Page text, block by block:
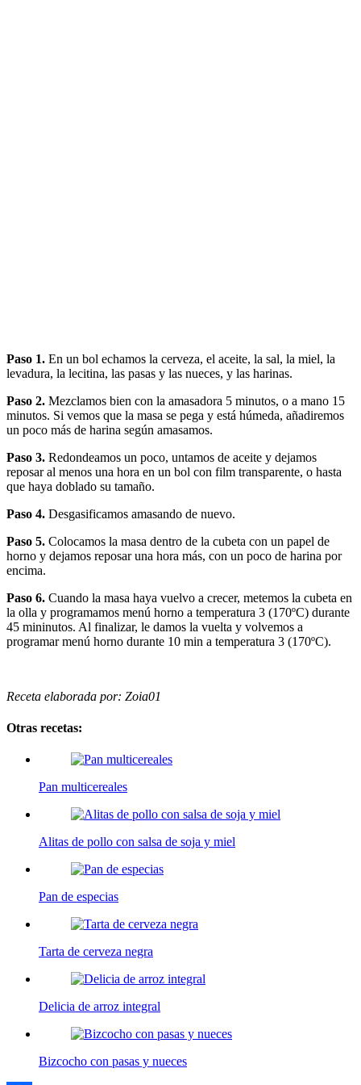
Paso 1. En un bol echamos la cerveza, el aceite, la sal, la miel, la
levadura, la lecitina, las pasas y las nueces, y las harinas.
Paso 2. Mezclamos bien con la amasadora 5 minutos, o a mano 15
minutos. Si vemos que la masa se pega y está húmeda, añadiremos
un poco más de harina según amasamos.
Paso 3. Redondeamos un poco, untamos de aceite y dejamos
reposar al menos una hora en un bol con film transparente, o hasta
que haya doblado su tamaño.
Paso 4. Desgasificamos amasando de nuevo.
Paso 5. Colocamos la masa dentro de la cubeta con un papel de
horno y dejamos reposar una hora más, con un poco de harina por
encima.
Paso 6. Cuando la masa haya vuelvo a crecer, metemos la cubeta en
la olla y programamos menú horno a temperatura 3 (170ºC) durante
45 mininutos. Al finalizar, le damos la vuelta y volvemos a
programar menú horno durante 10 min a temperatura 3 (170ºC).
Receta elaborada por: Zoia01
Otras recetas:
Pan multicereales
Alitas de pollo con salsa de soja y miel
Pan de especias
Tarta de cerveza negra
Delicia de arroz integral
Bizcocho con pasas y nueces